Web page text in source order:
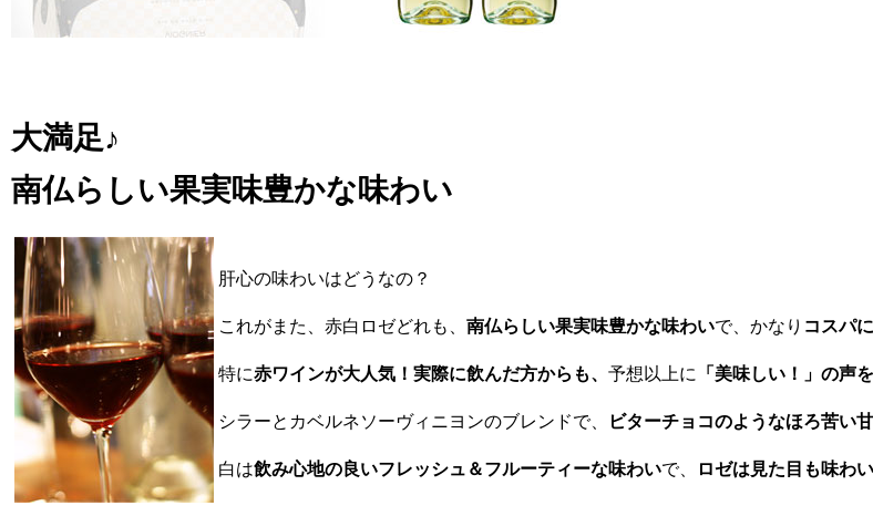
大満足♪
南仏らしい果実味豊かな味わい
肝心の味わいはどうなの？
これがまた、赤白ロゼどれも、 南仏らしい果実味豊かな味わいで、かなり コスパ
特に赤ワインが大人気！実際に飲んだ方からも、 予想以上に 「美味しい！」の声
シラーとカベルネソーヴィニヨンのブレンドで、 ビターチョコのようなほろ苦い
白は飲み心地の良いフレッシュ＆フルーティーな味わいで、 ロゼは見た目も味わ